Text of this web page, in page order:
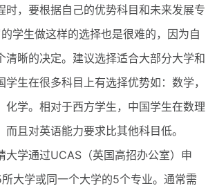
，要根据自己的优势科目和未来发展专
学生做这样的选择也是很难的，因为自
清晰的决定。建议选择适合大部分大学和
学生在很多科目上有选择优势如：数学，
化学。相对于西方学生，中国学生在数理
而且对英语能力要求比其他科目低。
学通过UCAS（英国高招办公室）申
大学或同一个大学的5个专业。通常需